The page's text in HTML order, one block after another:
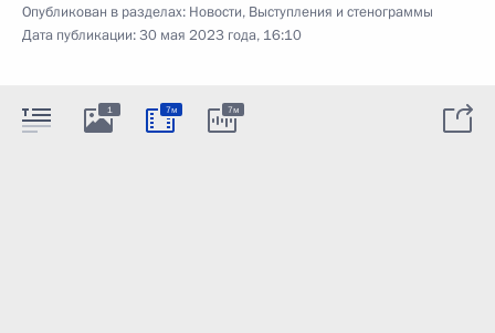
Опубликован в разделах: Новости, Выступления и стенограммы
Дата публикации:30 мая 2023 года, 16:10
1 7м 7м